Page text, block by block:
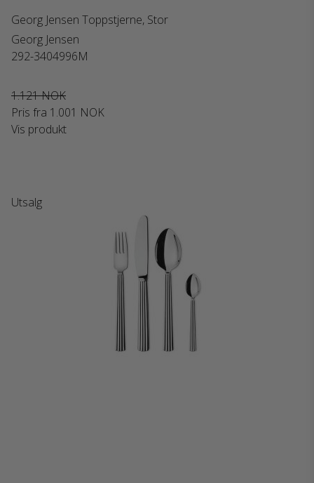
Georg Jensen Toppstjerne, Stor
Georg Jensen
292-3404996M
1.121 NOK
Pris fra 1.001 NOK
Vis produkt
Utsalg